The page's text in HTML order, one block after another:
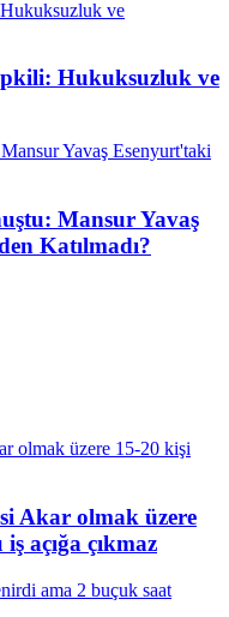
Hukuksuzluk ve
Mansur Yavaş
Katılmadı?
Akar olmak üzere
açığa çıkmaz